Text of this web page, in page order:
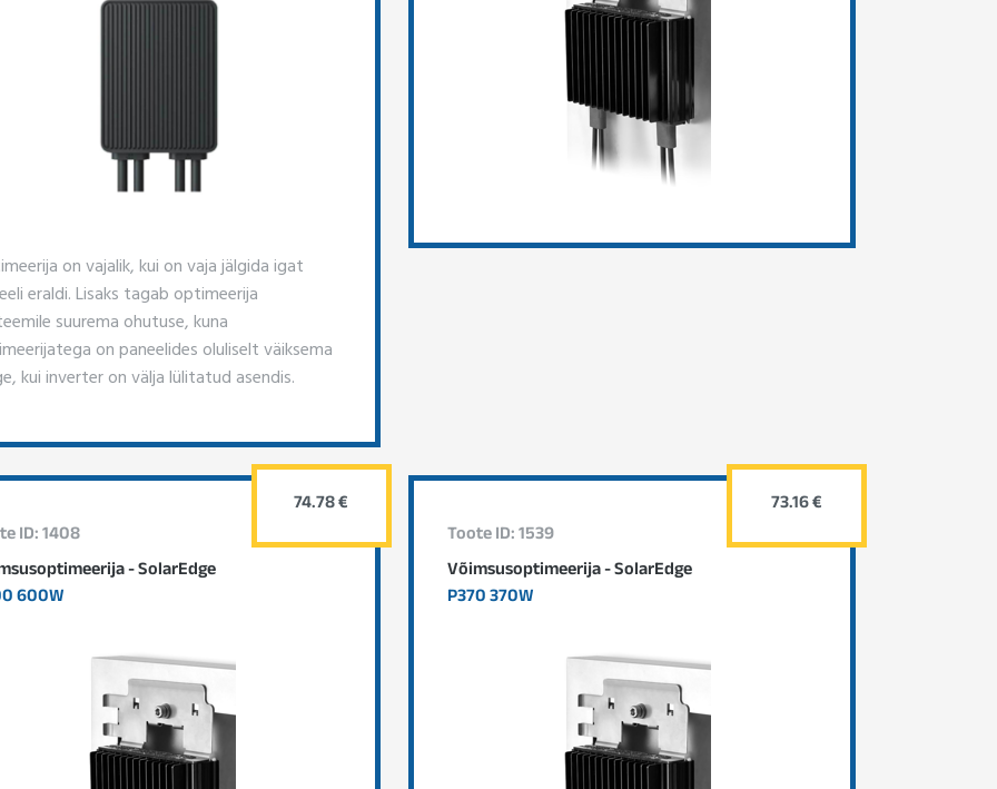
on vajalik, kui on vaja jälgida igat
eraldi. Lisaks tagab optimeerija
suurema ohutuse, kuna
on paneelides oluliselt väiksema
kui inverter on välja lülitatud asendis.
ID: 1408
- SolarEdge
600W
74.78 €
Toote ID: 1539
Võimsusoptimeerija - SolarEdge
P370 370W
73.16 €